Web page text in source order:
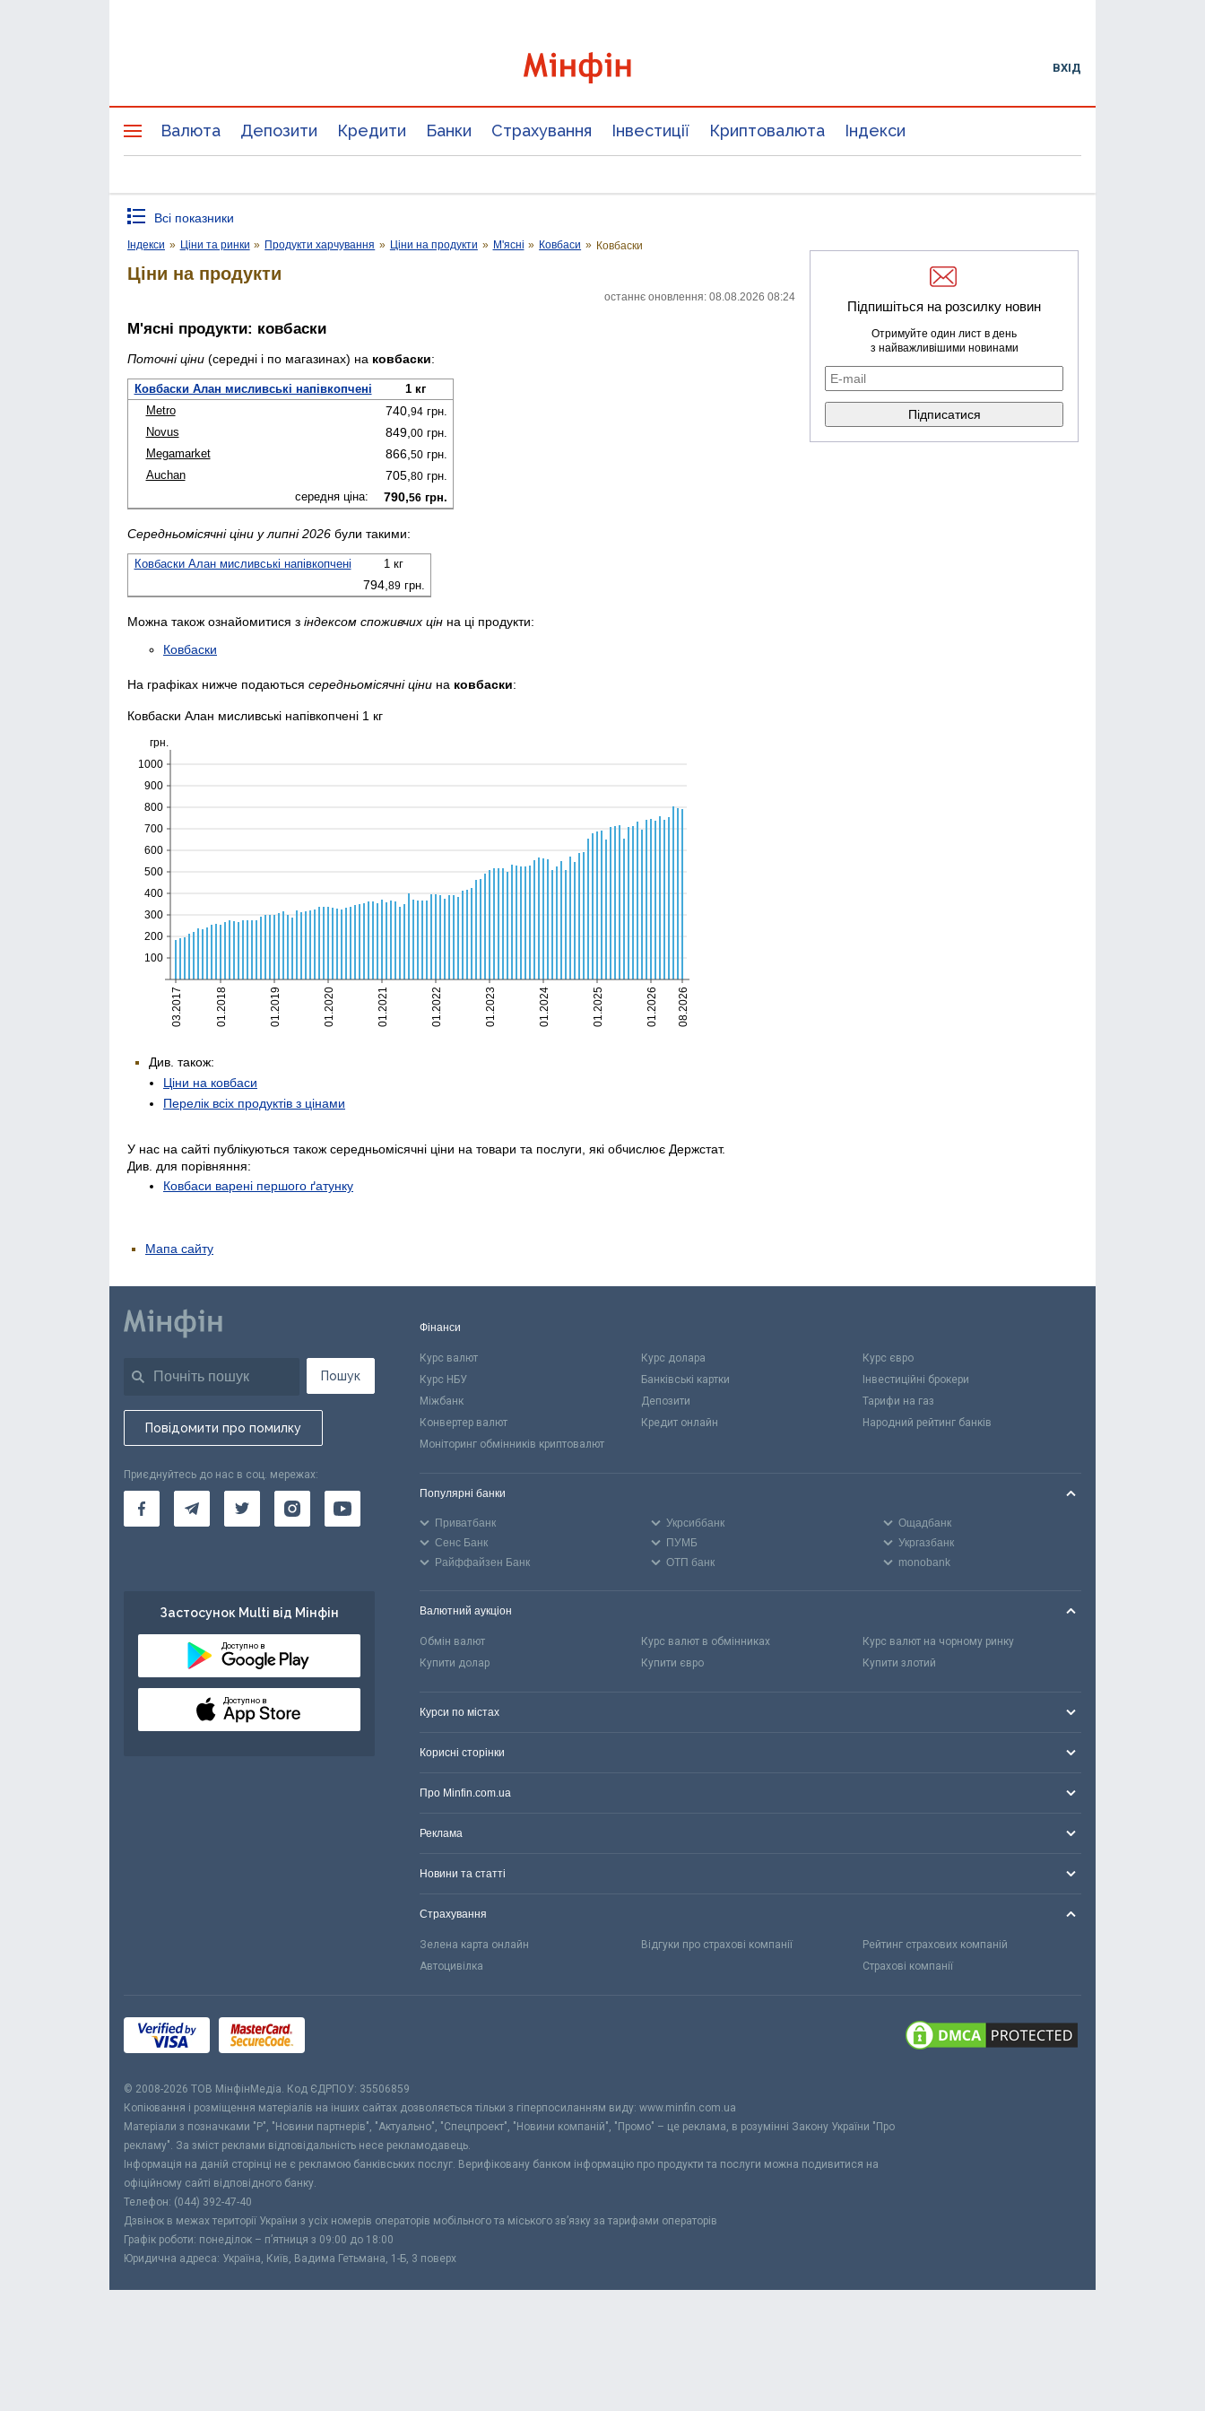
ВХІД
Валюта Депозити Кредити Банки Страхування Інвестиції Криптовалюта Індекси
Всі показники
Індекси » Ціни та ринки » Продукти харчування » Ціни на продукти » М'ясні » Ковбаси » Ковбаски
Ціни на продукти
останнє оновлення: 08.08.2026 08:24
М'ясні продукти: ковбаски
Поточні ціни (середні і по магазинах) на ковбаски:
Ковбаски Алан мисливські напівкопчені
1 кг
Metro
740, 94грн.
Novus
849, 00грн.
Megamarket
866, 50грн.
Auchan
705, 80грн.
середня ціна:
790,56грн.
Середньомісячні ціни у липні 2026 були такими:
Ковбаски Алан мисливські напівкопчені 1 кг
794, 89грн.
Можна також ознайомитися з індексом споживчих цін на ці продукти:
Ковбаски
На графіках нижче подаються середньомісячні ціни на ковбаски:
Ковбаски Алан мисливські напівкопчені 1 кг
Див. також:
Ціни на ковбаси
Перелік всіх продуктів з цінами
У нас на сайті публікуються також середньомісячні ціни на товари та послуги, які обчислює Держстат.
Див. для порівняння:
Ковбаси варені першого ґатунку
Підпишіться на розсилку новин
Отримуйте один лист в день
з найважливішими новинами
Мапа сайту
Пошук
Повідомити про помилку
Приєднуйтесь до нас в соц. мережах:
Застосунок Multi від Мінфін
Доступно в
Доступно в
Фінанси
Курс валют Курс долара
Курс євро
Курс НБУ
Банківські картки
Інвестиційні брокери
Міжбанк
Депозити
Тарифи на газ
Конвертер валют
Кредит онлайн
Народний рейтинг банків
Моніторинг обмінників криптовалют
Популярні банки
Приватбанк Укрсиббанк
Ощадбанк
Сенс Банк
ПУМБ
Укргазбанк
Райффайзен Банк
ОТП банк monobank
Валютний аукціон
Обмін валют Курс валют в обмінниках
Курс валют на чорному ринку
Купити долар
Купити євро Купити злотий
Курси по містах
Корисні сторінки
Про Minfin.com.ua
Реклама
Новини та статті
Страхування
Зелена карта онлайн Відгуки про страхові компанії
Рейтинг страхових компаній
Автоцивілка
Страхові компанії
© 2008-2026 ТОВ МiнфiнМедiа. Код ЄДРПОУ: 35506859
Копіювання і розміщення матеріалів на інших сайтах дозволяється тільки з гіперпосиланням виду: www.minfin.com.ua
Матеріали з позначками "Р", "Новини партнерів", "Актуально", "Спецпроект", "Новини компаній", "Промо" – це реклама, в розумінні Закону України "Про
рекламу". За зміст реклами відповідальність несе рекламодавець.
Інформація на даній сторінці не є рекламою банківських послуг. Верифіковану банком інформацію про продукти та послуги можна подивитися на
офіційному сайті відповідного банку.
Телефон: (044) 392-47-40
Дзвінок в межах території України з усіх номерів операторів мобільного та міського зв’язку за тарифами операторів
Графік роботи: понеділок – п’ятниця з 09:00 до 18:00
Юридична адреса: Україна, Київ, Вадима Гетьмана, 1-Б, 3 поверх